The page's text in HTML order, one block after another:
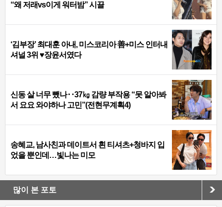
“왜 저래vs이게 워터밤” 시끌
‘김부장’ 최대훈 아내, 미스코리아 善+미스 인터내
셔널 3위 ♥장윤서였다
신동 살 너무 뺐나‥37㎏ 감량 부작용 “못 알아봐
서 요요 와야하나 고민”(전현무계획4)
송혜교, 남사친과 데이트서 흰 티셔츠+청바지 입
었을 뿐인데…빛나는 미모
많이 본 포토